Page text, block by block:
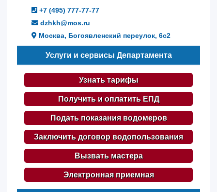
+7 (495) 777-77-77
dzhkh@mos.ru
Москва, Богоявленский переулок, 6с2
Услуги и сервисы Департамента
Узнать тарифы
Получить и оплатить ЕПД
Подать показания водомеров
Заключить договор водопользования
Вызвать мастера
Электронная приемная